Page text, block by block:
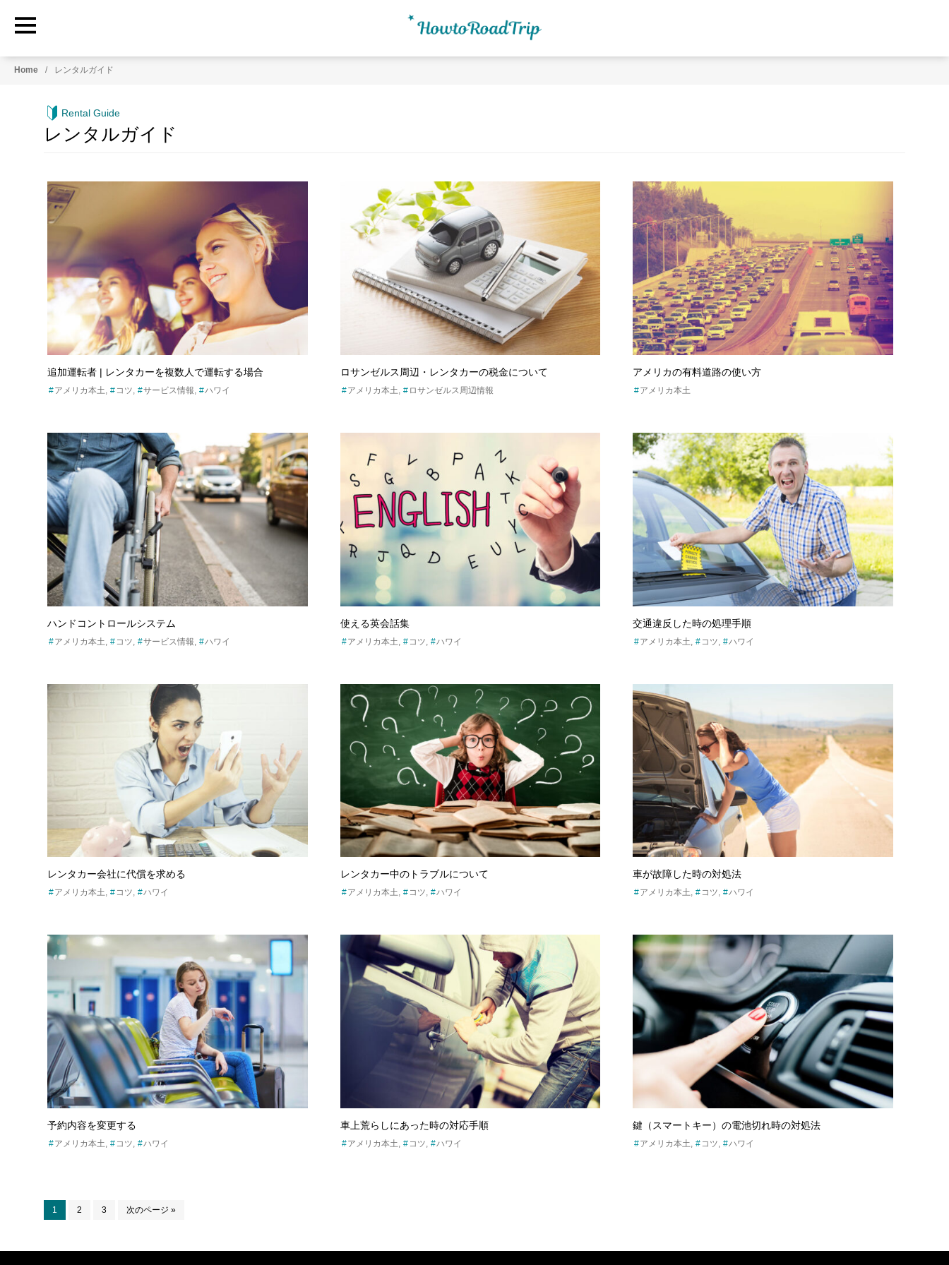
HowtoRoadTrip.com
Home レンタルガイド
Rental Guide
レンタルガイド
追加運転者 | レンタカーを複数人で運転する場合
アメリカ本土 コツ サービス情報 ハワイ
ロサンゼルス周辺・レンタカーの税金について
アメリカ本土 ロサンゼルス周辺情報
アメリカの有料道路の使い方
アメリカ本土
ハンドコントロールシステム
アメリカ本土 コツ サービス情報 ハワイ
使える英会話集
アメリカ本土 コツ ハワイ
交通違反した時の処理手順
アメリカ本土 コツ ハワイ
レンタカー会社に代償を求める
アメリカ本土 コツ ハワイ
レンタカー中のトラブルについて
アメリカ本土 コツ ハワイ
車が故障した時の対処法
アメリカ本土 コツ ハワイ
予約内容を変更する
アメリカ本土 コツ ハワイ
車上荒らしにあった時の対応手順
アメリカ本土 コツ ハワイ
鍵（スマートキー）の電池切れ時の対処法
アメリカ本土 コツ ハワイ
ペ
ー
1
ペ
2
ペ
3
移
次のページ »